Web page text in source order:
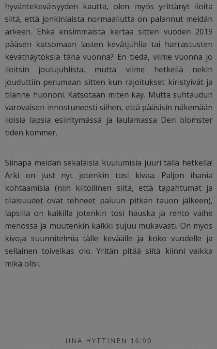
hyväntekeväisyyden kautta, olen myös yrittänyt iloita
siitä, että jonkinlaista normaaliutta on palannut meidän
arkeen. Ehkä ensimmäistä kertaa sitten vuoden 2019
pääsen katsomaan lasten kevätjuhlia tai harrastusten
kevätnäytöksiä tänä vuonna? En tiedä, viime vuonna jo
iloitsin joulujuhlista, mutta viime hetkellä nekin
jouduttiin perumaan sitten kun rajoitukset kiristyivät ja
tilanne huononi. Katsotaan miten käy. Mutta suhtaudun
varovaisen innostuneesti siihen, että pääsisin näkemään
iloisia lapsia esiintymässä ja laulamassa Den blomster
tiden kommer.
Siinäpä meidän sekalaisia kuulumisia juuri tällä hetkellä!
Arki on just nyt jotenkin tosi kivaa. Paljon ihania
kohtaamisia (niin kiitollinen siitä, että tapahtumat ja
tilaisuudet ovat tehneet paluun pitkän tauon jälkeen),
lapsilla on kaikilla jotenkin tosi hauska ja rento vaihe
menossa ja muutenkin kaikki sujuu mukavasti. On myös
kivoja suunnitelmia tälle keväälle ja koko vuodelle ja
sellainen toiveikas olo. Yritän pitää siitä kiinni vaikka
mikä olisi.
IINA HYTTINEN 16:00